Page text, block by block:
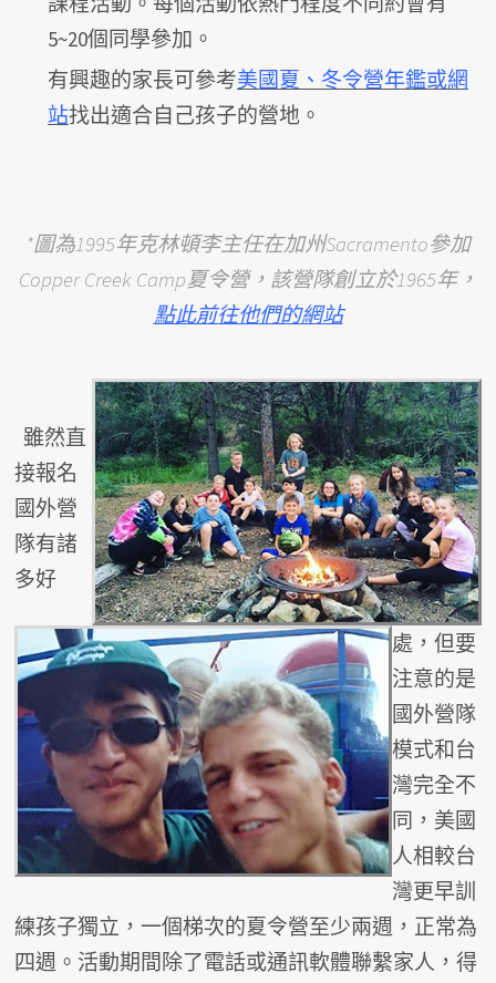
5~20個同學參加。
有興趣的家長可參考美國夏、冬令營年鑑或網
站找出適合自己孩子的營地。
*圖為1995年克林頓李主任在加州Sacramento參加
Copper Creek Camp夏令營，該營隊創立於1965年，
點此前往他們的網站
雖然直
接報名
國外營
隊有諸
多好
處，但要
注意的是
國外營隊
模式和台
灣完全不
同，美國
人相較台
灣更早訓
練孩子獨立，一個梯次的夏令營至少兩週，正常為
四週。活動期間除了電話或通訊軟體聯繫家人，得